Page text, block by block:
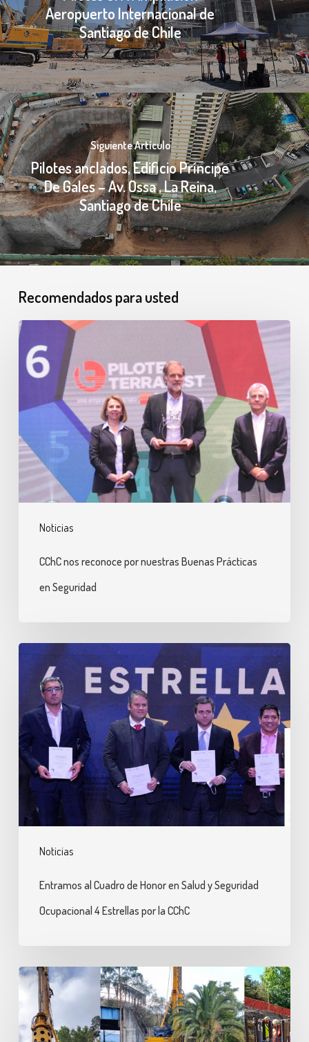
Aeropuerto Internacional de
Santiago de Chile
Siguiente Artículo
Pilotes anclados, Edificio Príncipe
De Gales – Av. Ossa , La Reina,
Santiago de Chile
Recomendados para usted
Noticias
CChC
nos
reconoce
nuestras
Buenas
Prácticas
en
Seguridad
CChC nos reconoce por nuestras Buenas Prácticas
en Seguridad
Noticias
Entramos
Cuadro
de
Honor
en
Salud
Seguridad
Estrellas
Entramos al Cuadro de Honor en Salud y Seguridad
Ocupacional 4 Estrellas por la CChC
Pilotes
1500
y